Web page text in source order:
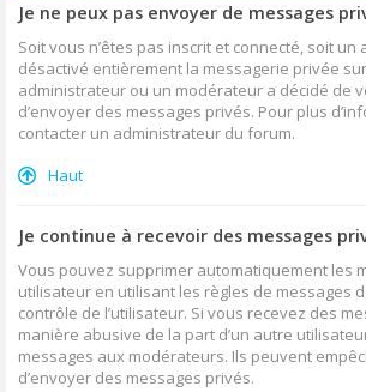
Je ne peux pas envoyer de messages
Soit vous n’êtes pas inscrit et connecté, soit
désactivé entièrement la messagerie privée
administrateur ou un modérateur a décidé de
d’envoyer des messages privés. Pour plus
contacter un administrateur du forum.
Haut
Je continue à recevoir des messages
Vous pouvez supprimer automatiquement les
utilisateur en utilisant les règles de messages
contrôle de l’utilisateur. Si vous recevez des
manière abusive de la part d’un autre
messages aux modérateurs. Ils peuvent
d’envoyer des messages privés.